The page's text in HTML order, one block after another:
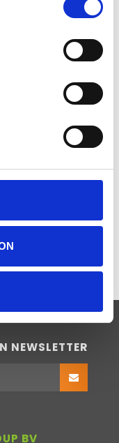
NEWSLETTER
BV